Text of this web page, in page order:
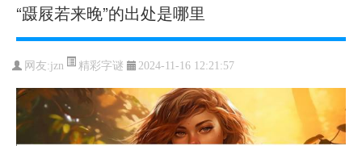
“蹑屐若来晚”的出处是哪里
网友:jzn 精彩字谜 2024-11-16 12:21:57